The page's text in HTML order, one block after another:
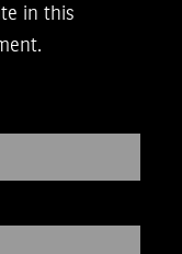
in this